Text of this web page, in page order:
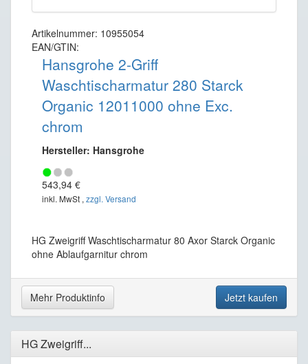
Artikelnummer: 10955054
EAN/GTIN:
Hansgrohe 2-Griff
Waschtischarmatur 280 Starck
Organic 12011000 ohne Exc.
chrom
Hersteller: Hansgrohe
543,94 €
inkl. MwSt , zzgl. Versand
HG Zweigriff Waschtischarmatur 80 Axor Starck Organic
ohne Ablaufgarnitur chrom
Mehr Produktinfo Jetzt kaufen
HG Zweigriff...